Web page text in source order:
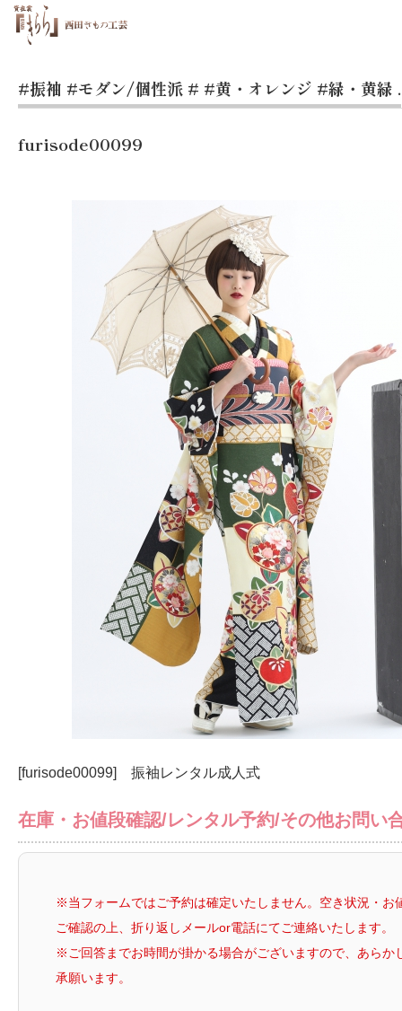
#振袖 #モダン/個性派 # #黄・オレンジ #緑・黄緑 .
furisode00099
[furisode00099] 振袖レンタル成人式
在庫・お値段確認/レンタル予約/その他お問い
※当フォームではご予約は確定いたしません。空き状況・お
ご確認の上、折り返しメールor電話にてご連絡いたします。
※ご回答までお時間が掛かる場合がございますので、あらか
承願います。